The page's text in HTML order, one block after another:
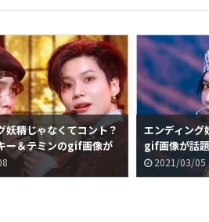
妖精じゃなくてコント？
ー＆テミンのgif画像が
エンディン
gif画像が話
2021/03/05